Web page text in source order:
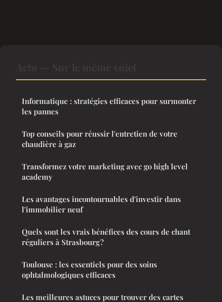
Informatique : stratégies efficaces pour surmonter
les pannes
Top conseils pour réussir l'entretien de votre
chaudière à gaz
Transformez votre marketing avec go high level
academy
Les avantages incontournables d'investir dans
l'immobilier neuf
Quels sont les vrais bénéfices des cours de chant
réguliers à Strasbourg ?
Toulouse : les essentiels pour des soins
ophtalmologiques efficaces
Les meilleures astuces pour trouver des cartes